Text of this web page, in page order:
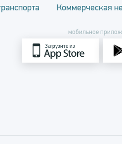
Коммерческая
мобильное
Загрузите из